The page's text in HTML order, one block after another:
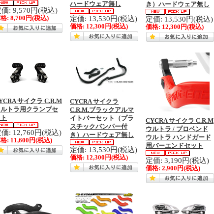
価: 9,570円(税込)
格:8,700円(税込)
ハードウェア無し
定価: 13,530円(税込)
価格: 12,300円(税込)
き）ハードウェア無し
定価: 13,530円(税込)
価格: 12,300円(税込)
サイクラ C.R.M
トラ用クランプセ
価: 12,760円(税込)
: 11,600円(税込)
CYCRA サイクラ
C.R.M.ブラックアルマ
イトバーセット（プラ
スチックバンパー付
き）ハードウェア無し
定価: 13,530円(税込)
価格: 12,300円(税込)
CYCRA サイクラ C.R.M
ウルトラ / プロベンド
ウルトラ ハンドガード
用バーエンドセット
定価: 3,190円(税込)
価格:2,900円(税込)